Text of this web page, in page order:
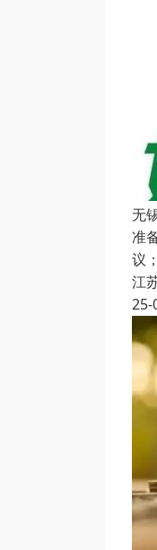
无
准
议
江
25-